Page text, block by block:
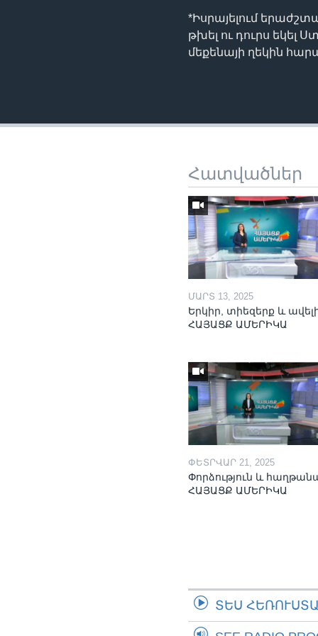
*Իսրայելում
թխել ու դուրս եկել
մեքենայի ղեկին
Հատվածներ
ՄԱՐՏ 13, 2025
Երկիր, տիեզերք և
ՀԱՅԱՑՔ ԱՄԵՐԻԿԱ
ՓԵՏՐՎԱՐ 21, 2025
Փորձություն և
ՀԱՅԱՑՔ ԱՄԵՐԻԿԱ
ՏԵՍ